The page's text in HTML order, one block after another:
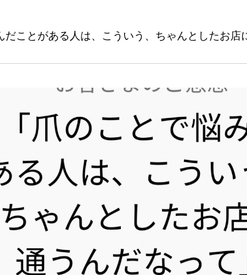
だことがある人は、こういう、ちゃんとしたお店